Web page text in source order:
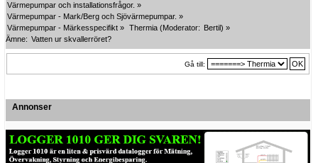
Värmepumpar och installationsfrågor. »
Värmepumpar - Mark/Berg och Sjövärmepumpar. »
Värmepumpar - Märkesspecifikt » Thermia (Moderator: Bertil) »
Ämne: Vatten ur skvallerröret?
Gå till:
Annonser